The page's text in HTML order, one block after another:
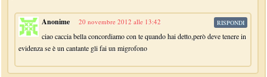
Anonime 20 novembre 2012 alle 13:42
ciao caccia bella concordiamo con te quando hai detto,però deve tenere in
evidenza se è un cantante gli fai un migrofono
RISPONDI